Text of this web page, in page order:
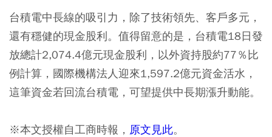
台積電中長線的吸引力，除了技術領先、客戶多元，
還有穩健的現金股利。值得留意的是，台積電18日發
放總計2,074.4億元現金股利，以外資持股約77％比
例計算，國際機構法人迎來1,597.2億元資金活水，
這筆資金若回流台積電，可望提供中長期漲升動能。
※本文授權自工商時報， 原文見此。